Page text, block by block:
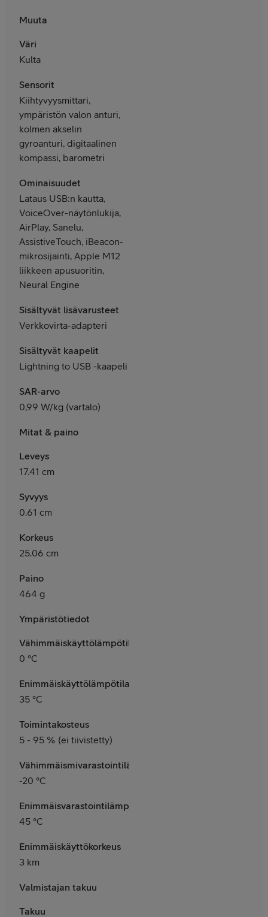
Muuta
Väri
Kulta
Sensorit
Kiihtyvyysmittari,
ympäristön valon anturi,
kolmen akselin
gyroanturi, digitaalinen
kompassi, barometri
Ominaisuudet
Lataus USB:n kautta,
VoiceOver-näytönlukija,
AirPlay, Sanelu,
AssistiveTouch, iBeacon-
mikrosijainti, Apple M12
liikkeen apusuoritin,
Neural Engine
Sisältyvät lisävarusteet
Verkkovirta-adapteri
Sisältyvät kaapelit
Lightning to USB -kaapeli
SAR-arvo
0,99 W/kg (vartalo)
Mitat & paino
Leveys
17.41 cm
Syvyys
0.61 cm
Korkeus
25.06 cm
Paino
464 g
Ympäristötiedot
Vähimmäiskäyttölämpötila
0 °C
Enimmäiskäyttölämpötila
35 °C
Toimintakosteus
5 - 95 % (ei tiivistetty)
Vähimmäismivarastointilämpötila
-20 °C
Enimmäisvarastointilämpötila
45 °C
Enimmäiskäyttökorkeus
3 km
Valmistajan takuu
Takuu